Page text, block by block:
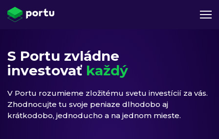
S Portu zvládne
investovať každý
V Portu rozumieme zložitému svetu investícií za vás.
Zhodnocujte tu svoje peniaze dlhodobo aj
krátkodobo, jednoducho a na jednom mieste.